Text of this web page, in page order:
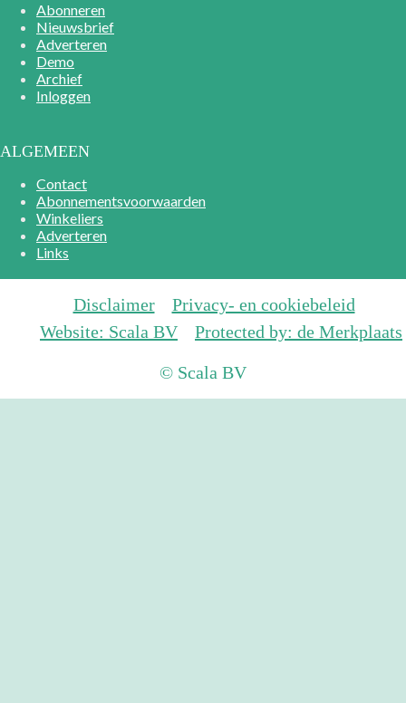
Abonneren
Nieuwsbrief
Adverteren
Demo
Archief
Inloggen
ALGEMEEN
Contact
Abonnementsvoorwaarden
Winkeliers
Adverteren
Links
Disclaimer
Privacy- en cookiebeleid
Website: Scala BV
Protected by: de Merkplaats
© Scala BV